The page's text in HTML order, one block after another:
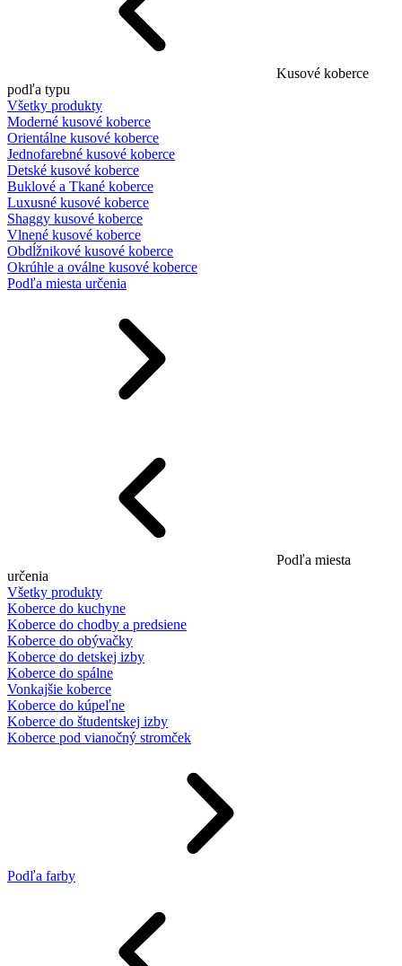
Kusové koberce
podľa typu
Všetky produkty
Moderné kusové koberce
Orientálne kusové koberce
Jednofarebné kusové koberce
Detské kusové koberce
Buklové a Tkané koberce
Luxusné kusové koberce
Shaggy kusové koberce
Vlnené kusové koberce
Obdĺžnikové kusové koberce
Okrúhle a oválne kusové koberce
Podľa miesta určenia
Podľa miesta
určenia
Všetky produkty
Koberce do kuchyne
Koberce do chodby a predsiene
Koberce do obývačky
Koberce do detskej izby
Koberce do spálne
Vonkajšie koberce
Koberce do kúpeľne
Koberce do študentskej izby
Koberce pod vianočný stromček
Podľa farby